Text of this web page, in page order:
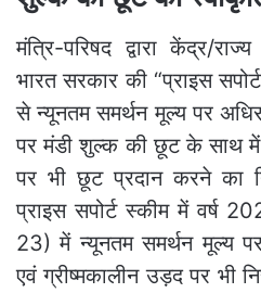
मंत्रि-परिषद द्वारा केंद्र/
भारत सरकार की “प्राइस
से न्यूनतम समर्थन मूल्य पर
पर मंडी शुल्क की छूट के साथ में
पर भी छूट प्रदान करने का
प्राइस सपोर्ट स्कीम में वर्ष
23) में न्यूनतम समर्थन मूल्य पर
एवं ग्रीष्मकालीन उड़द पर भी